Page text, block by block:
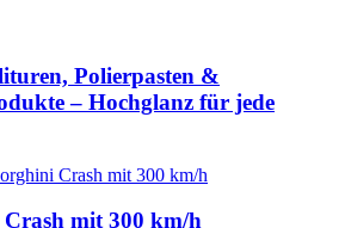
Polierpasten &
– Hochglanz für jede
mit 300 km/h